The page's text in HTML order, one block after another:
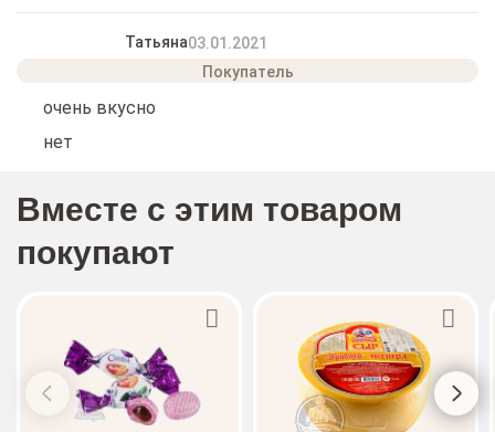
Татьяна03.01.2021
очень вкусно
нет
Вместе с этим товаром
покупают